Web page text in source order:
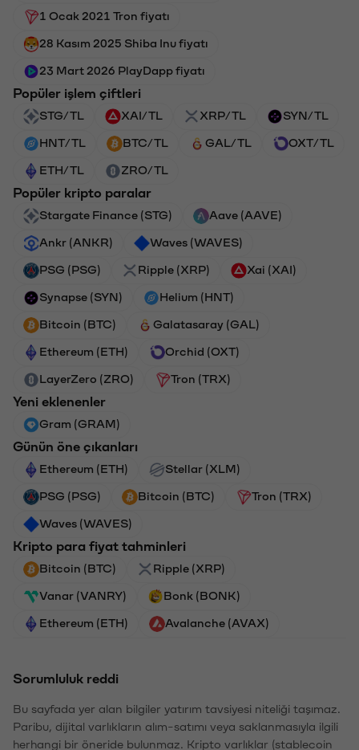
1 Ocak 2021 Tron fiyatı
28 Kasım 2025 Shiba Inu fiyatı
23 Mart 2026 PlayDapp fiyatı
Popüler işlem çiftleri
STG/TL XAI/TL XRP/TL SYN/TL
HNT/TL BTC/TL GAL/TL OXT/TL
ETH/TL ZRO/TL
Popüler kripto paralar
Stargate Finance (STG) Aave (AAVE)
Ankr (ANKR) Waves (WAVES)
PSG (PSG) Ripple (XRP) Xai (XAI)
Synapse (SYN) Helium (HNT)
Bitcoin (BTC) Galatasaray (GAL)
Ethereum (ETH) Orchid (OXT)
LayerZero (ZRO) Tron (TRX)
Yeni eklenenler
Gram (GRAM)
Günün öne çıkanları
Ethereum (ETH) Stellar (XLM)
PSG (PSG) Bitcoin (BTC) Tron (TRX)
Waves (WAVES)
Kripto para fiyat tahminleri
Bitcoin (BTC) Ripple (XRP)
Vanar (VANRY) Bonk (BONK)
Ethereum (ETH) Avalanche (AVAX)
Sorumluluk reddi
Bu sayfada yer alan bilgiler yatırım tavsiyesi niteliği taşımaz.
Paribu, dijital varlıkların alım-satımı veya saklanmasıyla ilgili
herhangi bir öneride bulunmaz. Kripto varlıklar (stablecoin